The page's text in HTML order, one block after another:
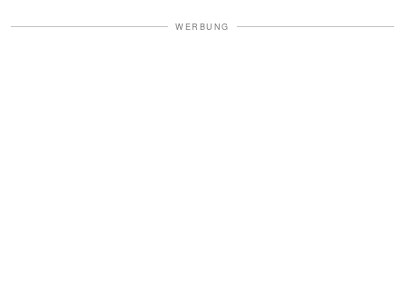
WERBUNG